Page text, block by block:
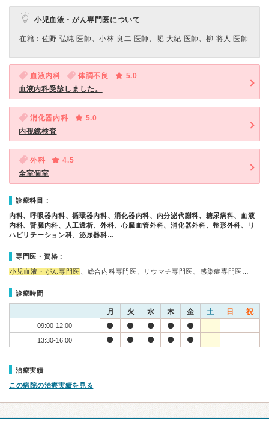
小児血液・がん専門医について
在籍：佐野 弘純 医師、小林 良二 医師、堀 大紀 医師、柳 将人 医師
血液内科 体調不良
5.0
血液内科受診しました。
消化器内科
5.0
内視鏡検査
外科
4.5
全室個室
診療科目：
内科、呼吸器内科、循環器内科、消化器内科、内分泌代謝科、糖尿病科、血液
内科、腎臓内科、人工透析、外科、心臓血管外科、消化器外科、整形外科、リ
ハビリテーション科、泌尿器科…
専門医・資格：
小児血液・がん専門医 、総合内科専門医、リウマチ専門医、感染症専門医…
診療時間
月 火 水 木 金 土 日 祝
09:00-12:00
13:30-16:00
治療実績
この病院の治療実績を見る